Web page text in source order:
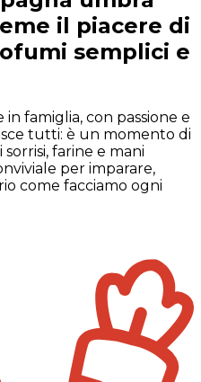
il piacere di
semplici e
famiglia, con passione e
tutti: è un momento di
farine e mani
per imparare,
come facciamo ogni